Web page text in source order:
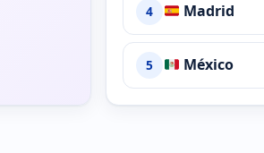
4 Madrid
5 México